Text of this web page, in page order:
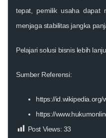
tepat, pemilik usaha dapat
menjaga stabilitas jangka
Pelajari solusi bisnis lebih
Sumber Referensi:
https://id.wikipedia.org/
https://
Post Views: 33